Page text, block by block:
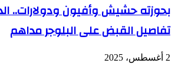
بحوزته حشيش وأفيون ودولارات..
تفاصيل القبض على البلوجر مداهم
2 أغسطس، 2025